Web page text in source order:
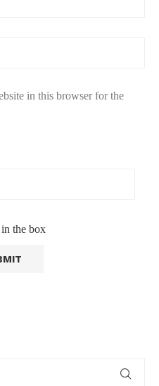
in this browser for the
the box